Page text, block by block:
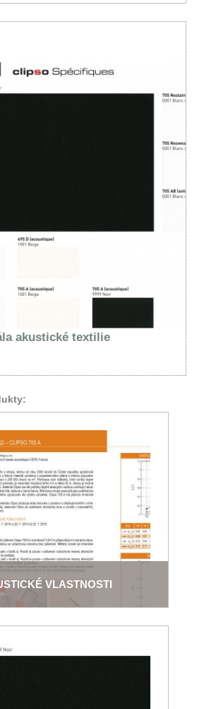
akustické textilie
VLASTNOSTI